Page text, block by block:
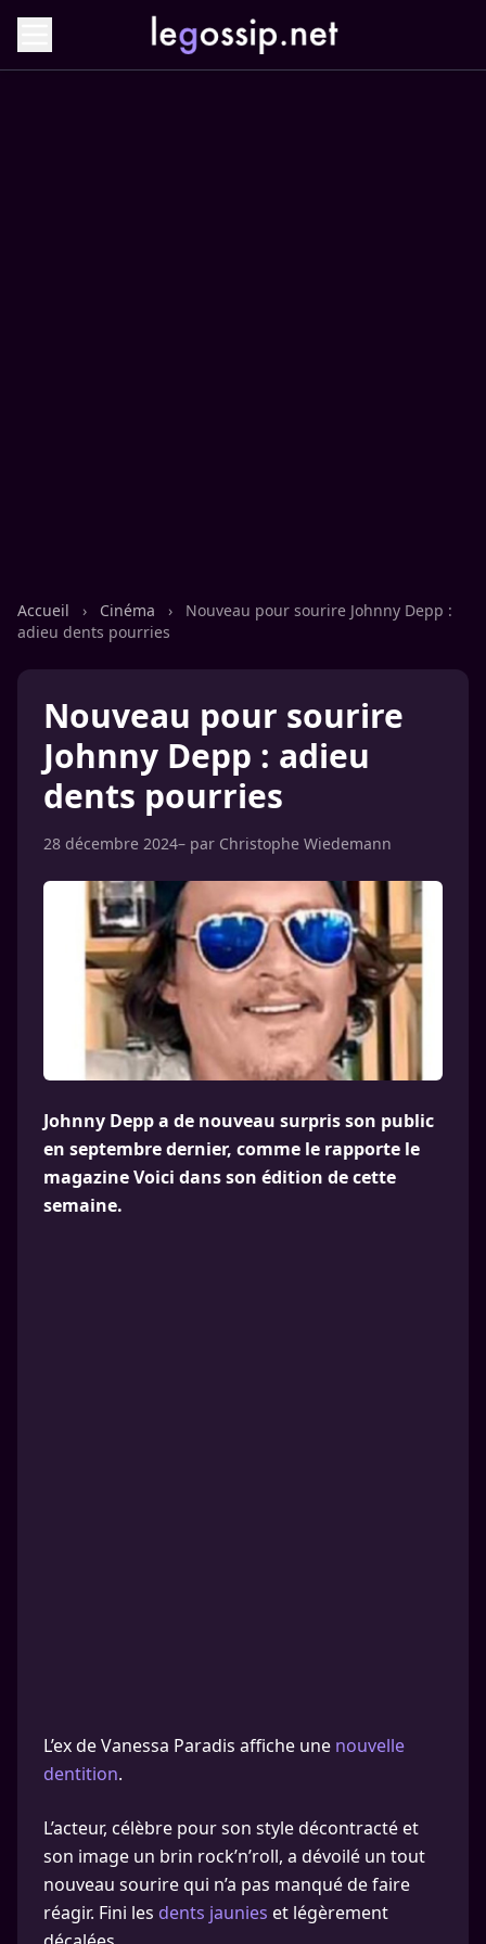
Accueil › Cinéma ›
Nouveau pour sourire Johnny Depp :
adieu dents pourries
Nouveau pour sourire
Johnny Depp : adieu
dents pourries
28 décembre 2024– par Christophe Wiedemann
Johnny Depp a de nouveau surpris son public
en septembre dernier, comme le rapporte le
magazine Voici dans son édition de cette
semaine.
L’ex de Vanessa Paradis affiche une nouvelle
dentition.
L’acteur, célèbre pour son style décontracté et
son image un brin rock’n’roll, a dévoilé un tout
nouveau sourire qui n’a pas manqué de faire
réagir. Fini les dents jaunies et légèrement